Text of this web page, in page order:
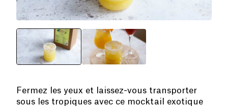
Fermez les yeux et laissez-vous transporter
sous les tropiques avec ce mocktail exotique